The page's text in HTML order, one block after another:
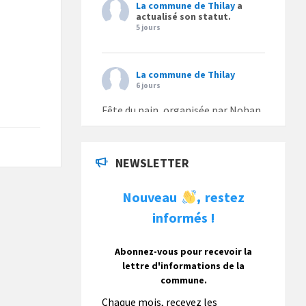
La commune de Thilay a
actualisé son statut.
5 jours
La commune de Thilay
6 jours
Fête du pain, organisée par Nohan
Loisirs dimanche 9 août.
1 semaine
La commune de Thilay souhaite
également les visiteurs à son
bulletin municipal annuel en
organisant un concours photo
gratuit OUVERT À TOUS.
Vous pouvez envoyer vos photo
NEWSLETTER
Nouveau , restez
informés !
Abonnez-vous pour recevoir la
lettre d'informations de la
commune.
Chaque mois, recevez les